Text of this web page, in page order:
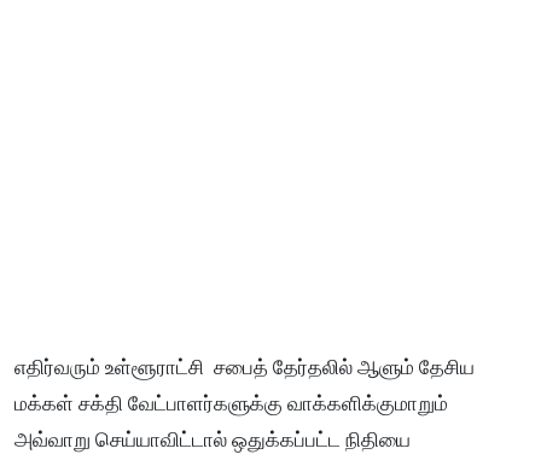
எதிர்வரும் உள்ளூராட்சி சபைத் தேர்தலில் ஆளும் தேசிய
மக்கள் சக்தி வேட்பாளர்களுக்கு வாக்களிக்குமாறும்
அவ்வாறு செய்யாவிட்டால் ஒதுக்கப்பட்ட நிதியை